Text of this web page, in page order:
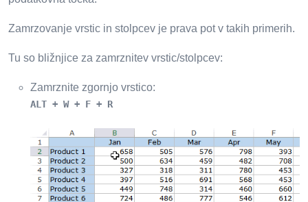
Zamrzovanje vrstic in stolpcev je prava pot v takih primerih.
Tu so bližnjice za zamrznitev vrstic/stolpcev:
Zamrznite zgornjo vrstico:
ALT + W + F + R